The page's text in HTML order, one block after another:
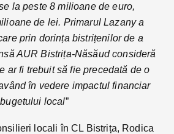
la peste 8 milioane de euro,
de lei. Primarul Lazany a
prin dorința bistrițenilor de a
AUR Bistrița-Năsăud consideră
ar fi trebuit să fie precedată de o
în vedere impactul financiar
local”
locali în CL Bistrița, Rodica